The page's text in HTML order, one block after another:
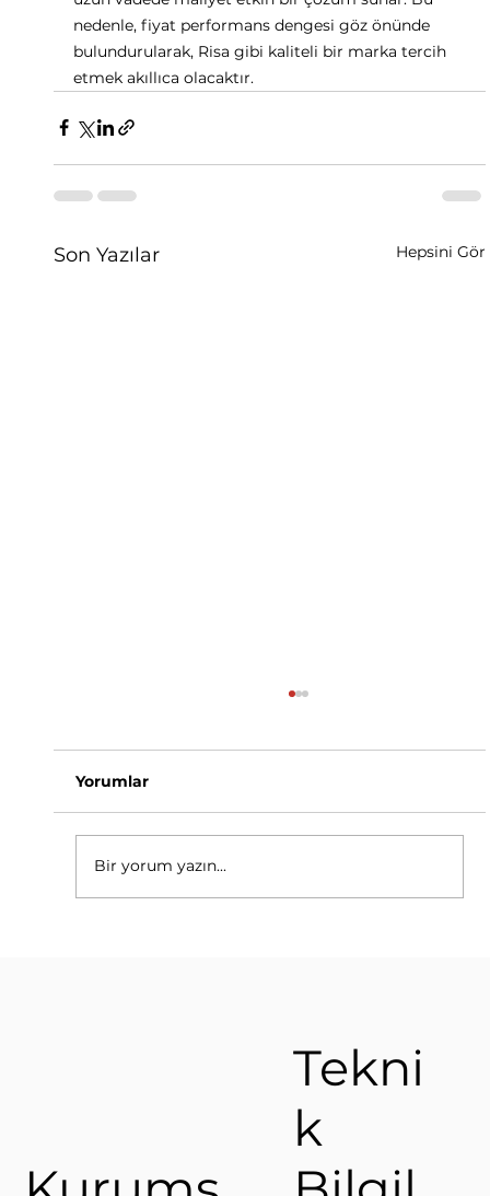
nedenle, fiyat performans dengesi göz önünde
bulundurularak, Risa gibi kaliteli bir marka tercih
etmek akıllıca olacaktır.
Son Yazılar Hepsini Gör
Yorumlar
Bir yorum yazın...
Tekni
k